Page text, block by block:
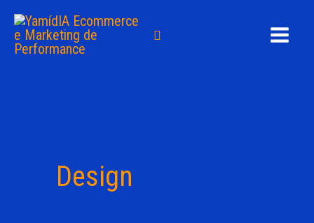
para
Pesquisar
Design